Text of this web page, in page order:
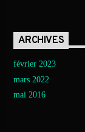
ARCHIVES
février 2023
mars 2022
mai 2016